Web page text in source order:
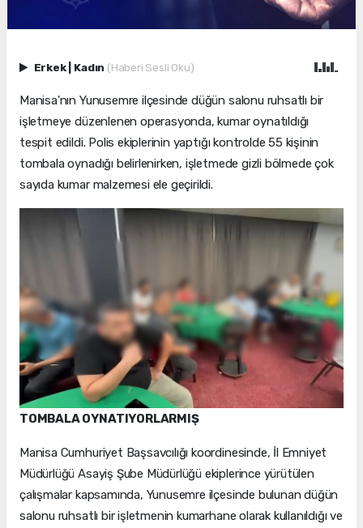
Erkek Kadın (Haberi Sesli Oku)
Manisa'nın Yunusemre ilçesinde düğün salonu ruhsatlı bir
işletmeye düzenlenen operasyonda, kumar oynatıldığı
tespit edildi. Polis ekiplerinin yaptığı kontrolde 55 kişinin
tombala oynadığı belirlenirken, işletmede gizli bölmede çok
sayıda kumar malzemesi ele geçirildi.
TOMBALA OYNATIYORLARMIŞ
Manisa Cumhuriyet Başsavcılığı koordinesinde, İl Emniyet
Müdürlüğü Asayiş Şube Müdürlüğü ekiplerince yürütülen
çalışmalar kapsamında, Yunusemre ilçesinde bulunan düğün
salonu ruhsatlı bir işletmenin kumarhane olarak kullanıldığı ve